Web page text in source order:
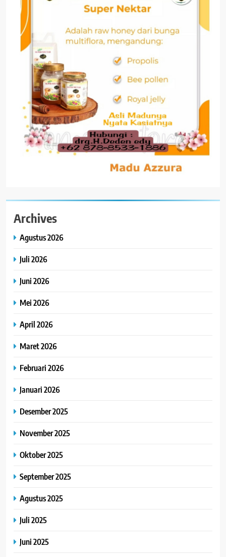
Archives
Agustus 2026
Juli 2026
Juni 2026
Mei 2026
April 2026
Maret 2026
Februari 2026
Januari 2026
Desember 2025
November 2025
Oktober 2025
September 2025
Agustus 2025
Juli 2025
Juni 2025